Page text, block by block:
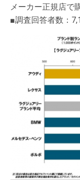
メーカー正規店で
■調査回答者数：